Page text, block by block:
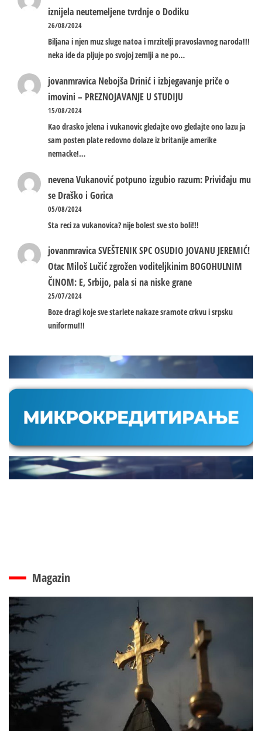
iznijela neutemeljene tvrdnje o Dodiku
26/08/2024
Biljana i njen muz sluge natoa i mrzitelji pravoslavnog naroda!!!
neka ide da pljuje po svojoj zemlji a ne po…
jovanmravica Nebojša Drinić i izbjegavanje priče o
imovini – PREZNOJAVANJE U STUDIJU
15/08/2024
Kao drasko jelena i vukanovic gledajte ovo gledajte ono lazu ja
sam posten plate redovno dolaze iz britanije amerike
nemacke!…
nevenaVukanović potpuno izgubio razum: Priviđaju mu
se Draško i Gorica
05/08/2024
Sta reci za vukanovica? nije bolest sve sto boli!!!
jovanmravicaSVEŠTENIK SPC OSUDIO JOVANU JEREMIĆ!
Otac Miloš Lučić zgrožen voditeljkinim BOGOHULNIM
ČINOM: E, Srbijo, pala si na niske grane
25/07/2024
Boze dragi koje sve starlete nakaze sramote crkvu i srpsku
uniformu!!!
Magazin